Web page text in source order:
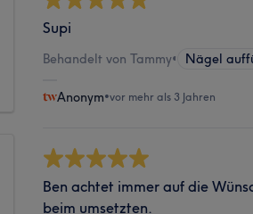
Supi
Behandelt von Tammy• Nägel
Anonym•vor mehr als 3 Jahren
Ben achtet immer auf die
beim umsetzten.